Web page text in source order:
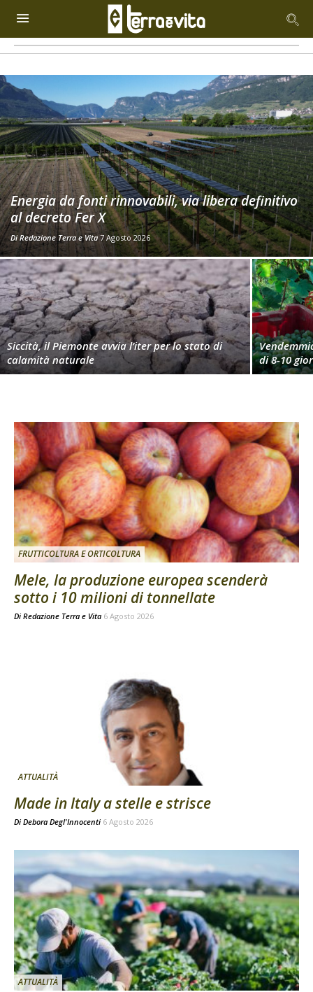
Energia da fonti rinnovabili, via libera definitivo
al decreto Fer X
Di Redazione Terra e Vita 7 Agosto 2026
Siccità, il Piemonte avvia l’iter per lo stato di
calamità naturale
di 8-10
FRUTTICOLTURA E ORTICOLTURA
Mele, la produzione europea scenderà
sotto i 10 milioni di tonnellate
Di Redazione Terra e Vita 6 Agosto 2026
ATTUALITÀ
Made in Italy a stelle e strisce
Di Debora Degl'Innocenti 6 Agosto 2026
ATTUALITÀ